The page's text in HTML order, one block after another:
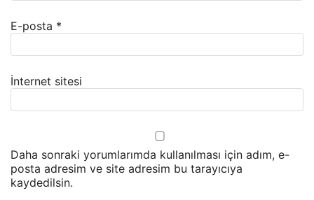
E-posta *
İnternet sitesi
Daha sonraki yorumlarımda kullanılması için adım, e-
posta adresim ve site adresim bu tarayıcıya
kaydedilsin.